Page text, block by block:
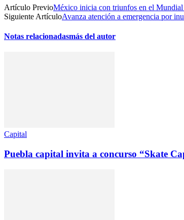
Artículo PrevioMéxico inicia con triunfos en el
Siguiente ArtículoAvanza atención a emergencia por
Notas relacionadasmás del autor
Capital
Puebla capital invita a concurso “Skate